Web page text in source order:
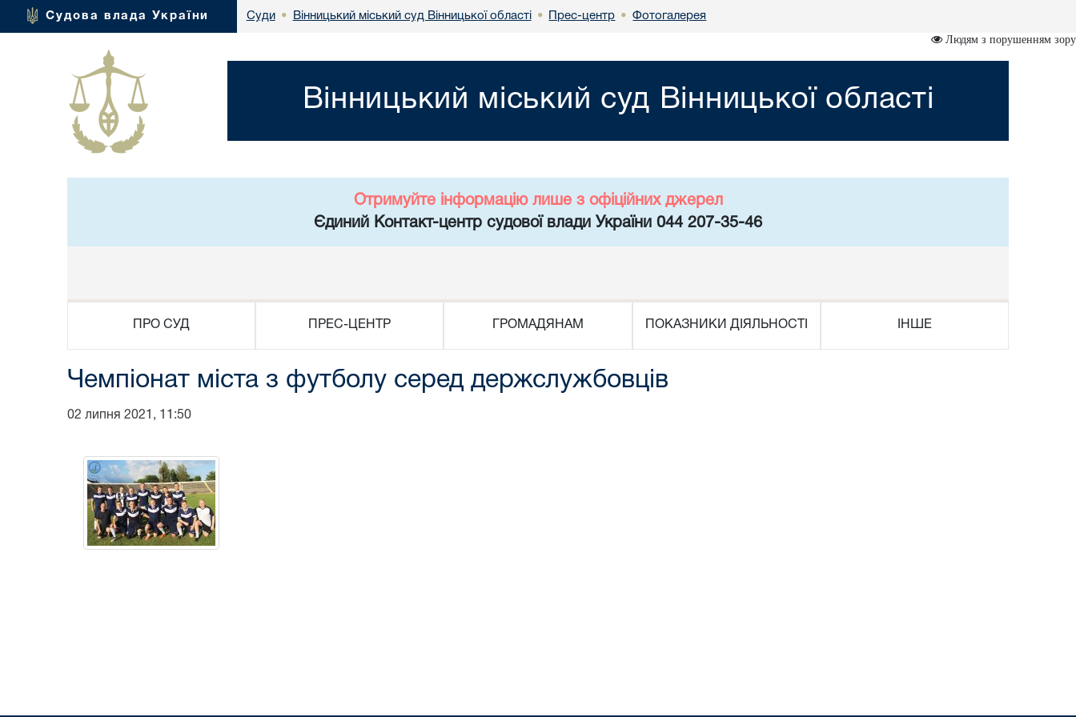
Судова влада України Суди • Вінницький міський суд Вінницької області • Прес-центр • Фотогалерея
Людям з порушенням зору
Вінницький міський суд Вінницької області
Отримуйте інформацію лише з офіційних джерел
Єдиний Контакт-центр судової влади України 044 207-35-46
ПРО СУД ПРЕС-ЦЕНТР ГРОМАДЯНАМ ПОКАЗНИКИ ДІЯЛЬНОСТІ ІНШЕ
Чемпіонат міста з футболу серед держслужбовців
02 липня 2021, 11:50